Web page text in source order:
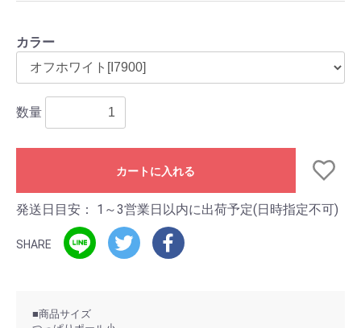
カラー
数量
カートに入れる
発送日目安： 1～3営業日以内に出荷予定(日時指定不可)
SHARE
■商品サイズ